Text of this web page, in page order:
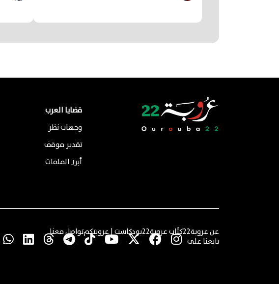
قضايا العرب
وجهات نظر
تقدير موقف
أبرز الملفات
عن عروبة22 كتّاب عروبة22 بودكاست | عروبتكمتواصل معنا
تابعنا على